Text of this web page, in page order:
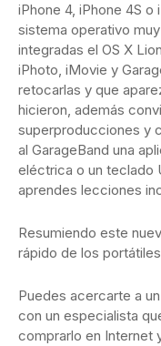
iPhone 4, iPhone 4S
sistema operativo
integradas el OS X
iPhoto, iMovie y
retocarlas y que
hicieron, además
superproducciones y
al GarageBand una
eléctrica o un teclado
aprendes lecciones
Resumiendo este
rápido de los
Puedes acercarte a
con un especialista
comprarlo en Internet